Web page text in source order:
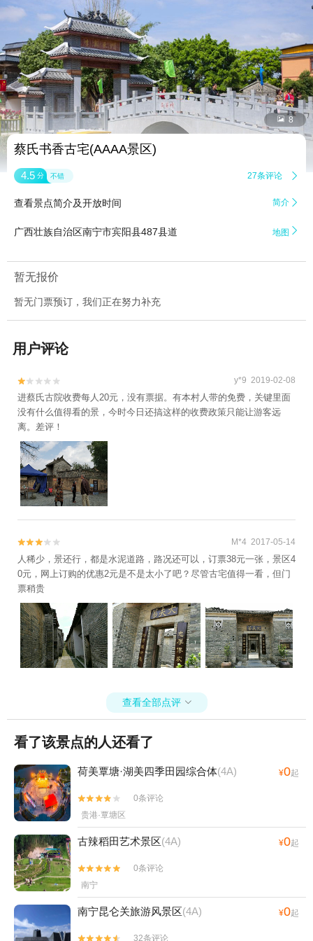
 8
蔡氏书香古宅(AAAA景区)
4.5 分 不错 27条评论 
查看景点简介及开放时间 简介 
广西壮族自治区南宁市宾阳县487县道 地图 
暂无报价
暂无门票预订，我们正在努力补充
用户评论

 y*9 2019-02-08
进蔡氏古院收费每人20元，没有票据。有本村人带的免费，关键里面
没有什么值得看的景，今时今日还搞这样的收费政策只能让游客远
离。差评！

 M*4 2017-05-14
人稀少，景还行，都是水泥道路，路况还可以，订票38元一张，景区4
0元，网上订购的优惠2元是不是太小了吧？尽管古宅值得一看，但门
票稍贵
查看全部点评 
看了该景点的人还看了
荷美覃塘·湖美四季田园综合体(4A) ¥0起


0条评论
贵港·覃塘区
古辣稻田艺术景区(4A) ¥0起


0条评论
南宁
南宁昆仑关旅游风景区(4A) ¥0起

 32条评论
